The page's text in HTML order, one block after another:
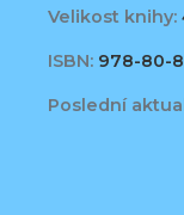
Velikost knihy:
ISBN: 978-80-
Poslední